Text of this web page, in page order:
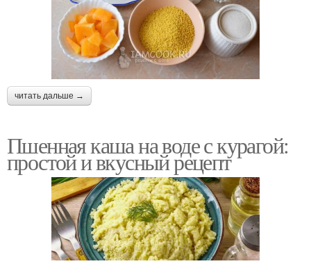
читать дальше →
Пшенная каша на воде с курагой:
простой и вкусный рецепт